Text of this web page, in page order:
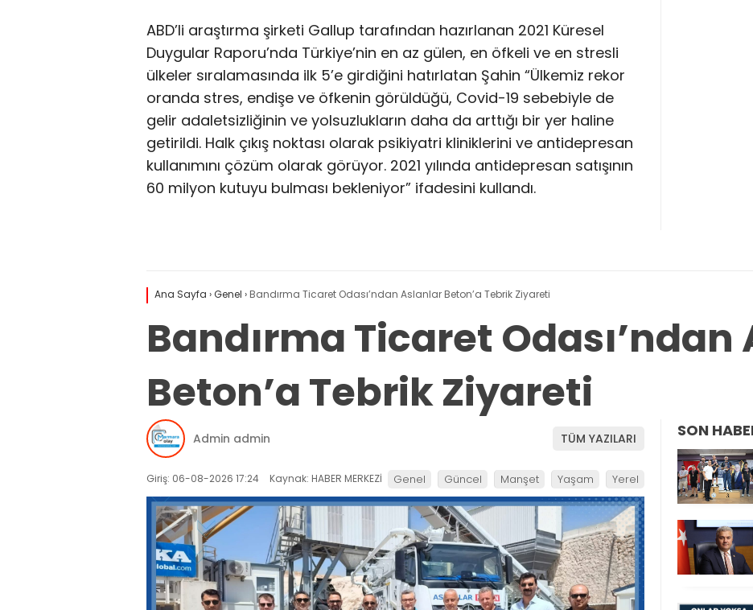
ABD’li araştırma şirketi Gallup tarafından hazırlanan 2021 Küresel
Duygular Raporu’nda Türkiye’nin en az gülen, en öfkeli ve en stresli
ülkeler sıralamasında ilk 5’e girdiğini hatırlatan Şahin “Ülkemiz rekor
oranda stres, endişe ve öfkenin görüldüğü, Covid-19 sebebiyle de
gelir adaletsizliğinin ve yolsuzlukların daha da arttığı bir yer haline
getirildi. Halk çıkış noktası olarak psikiyatri kliniklerini ve antidepresan
kullanımını çözüm olarak görüyor. 2021 yılında antidepresan satışının
60 milyon kutuyu bulması bekleniyor” ifadesini kullandı.
Ana Sayfa ›Genel › Bandırma Ticaret Odası’ndan Aslanlar Beton’a Tebrik Ziyareti
Bandırma Ticaret
Beton’a Tebrik Ziyareti
Admin admin TÜM YAZILARI
Giriş: 06-08-2026 17:24 Kaynak: HABER MERKEZİ Genel Güncel Manşet Yaşam Yerel
SON